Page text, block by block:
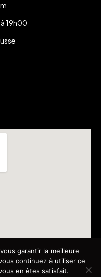
19h00
garantir la meilleure
continuez à utiliser ce
en êtes satisfait.